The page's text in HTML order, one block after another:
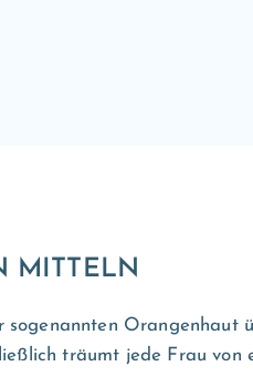
MITTELN
sogenannten Orangenhaut
träumt jede Frau